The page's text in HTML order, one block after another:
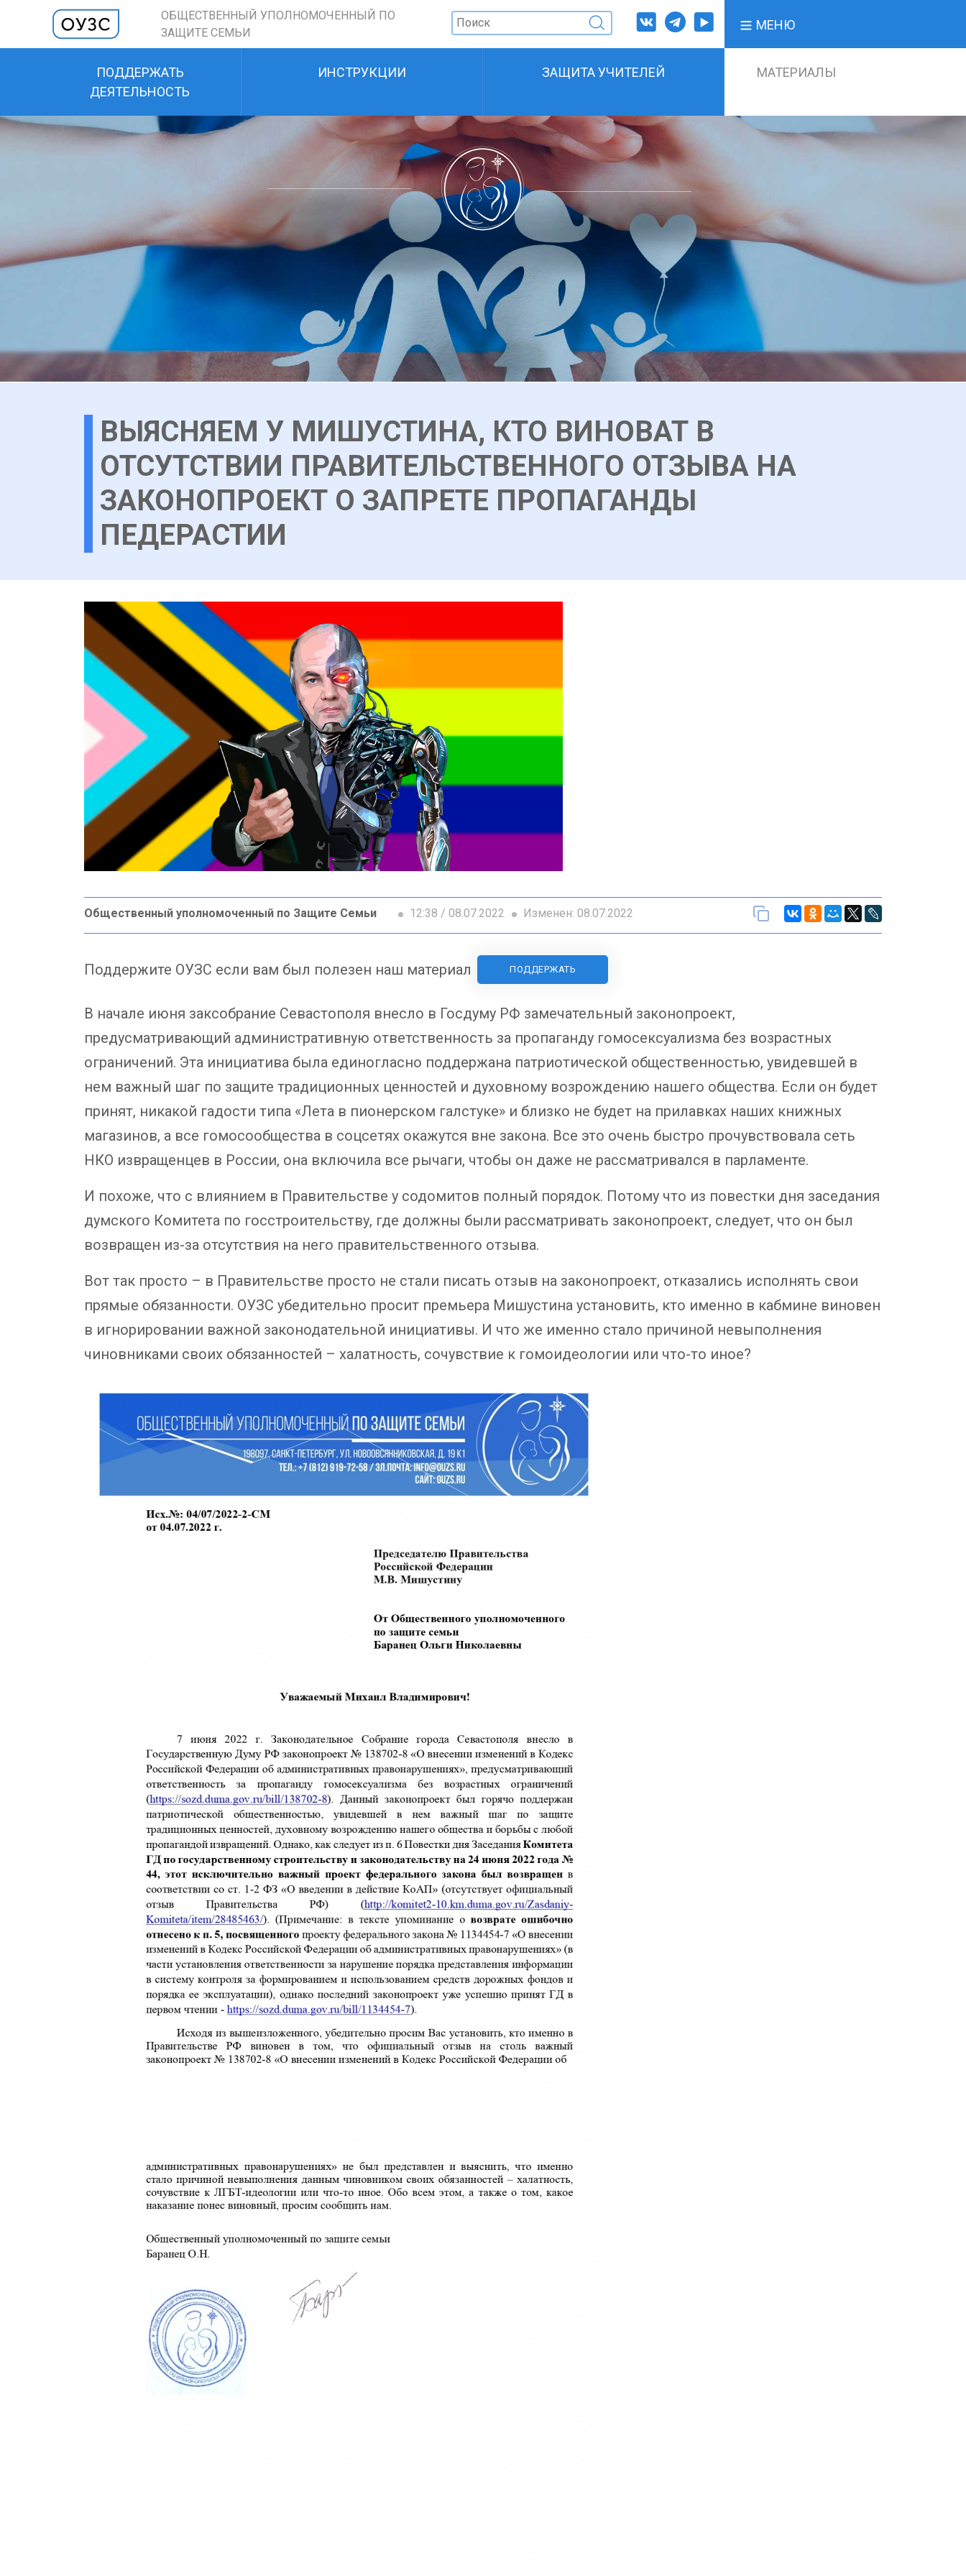
ОБЩЕСТВЕННЫЙ УПОЛНОМОЧЕННЫЙ ПО
ЗАЩИТЕ СЕМЬИ
МЕНЮ
ПОДДЕРЖАТЬ
ДЕЯТЕЛЬНОСТЬ
ИНСТРУКЦИИ ЗАЩИТА УЧИТЕЛЕЙ МАТЕРИАЛЫ
ВЫЯСНЯЕМ У МИШУСТИНА, КТО ВИНОВАТ В
ОТСУТСТВИИ ПРАВИТЕЛЬСТВЕННОГО ОТЗЫВА НА
ЗАКОНОПРОЕКТ О ЗАПРЕТЕ ПРОПАГАНДЫ
ПЕДЕРАСТИИ
Общественный уполномоченный по Защите Семьи 12:38 / 08.07.2022 Изменен: 08.07.2022
Поддержите ОУЗС если вам был полезен наш материал ПОДДЕРЖАТЬ
В начале июня заксобрание Севастополя внесло в Госдуму РФ замечательный законопроект,
предусматривающий административную ответственность за пропаганду гомосексуализма без возрастных
ограничений. Эта инициатива была единогласно поддержана патриотической общественностью, увидевшей в
нем важный шаг по защите традиционных ценностей и духовному возрождению нашего общества. Если он будет
принят, никакой гадости типа «Лета в пионерском галстуке» и близко не будет на прилавках наших книжных
магазинов, а все гомосообщества в соцсетях окажутся вне закона. Все это очень быстро прочувствовала сеть
НКО извращенцев в России, она включила все рычаги, чтобы он даже не рассматривался в парламенте.
И похоже, что с влиянием в Правительстве у содомитов полный порядок. Потому что из повестки дня заседания
думского Комитета по госстроительству, где должны были рассматривать законопроект, следует, что он был
возвращен из-за отсутствия на него правительственного отзыва.
Вот так просто – в Правительстве просто не стали писать отзыв на законопроект, отказались исполнять свои
прямые обязанности. ОУЗС убедительно просит премьера Мишустина установить, кто именно в кабмине виновен
в игнорировании важной законодательной инициативы. И что же именно стало причиной невыполнения
чиновниками своих обязанностей – халатность, сочувствие к гомоидеологии или что-то иное?